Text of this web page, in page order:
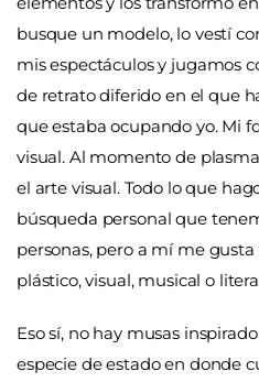
busque un modelo, lo vestí
mis espectáculos y jugamos
de retrato diferido en el que
que estaba ocupando yo. Mi
visual. Al momento de
el arte visual. Todo lo que
búsqueda personal que
personas, pero a mí me
plástico, visual, musical o
Eso sí, no hay musas
especie de estado en donde